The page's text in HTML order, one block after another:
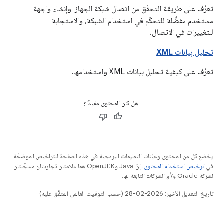
تعرَّف على طريقة التحقّق من اتصال شبكة الجهاز، وإنشاء واجهة
مستخدم مفضَّلة للتحكّم في استخدام الشبكة، والاستجابة
للتغييرات في الاتصال.
تحليل بيانات XML
تعرَّف على كيفية تحليل بيانات XML واستخدامها.
هل كان المحتوى مفيدًا؟
يخضع كل من المحتوى وعيّنات التعليمات البرمجية في هذه الصفحة للتراخيص الموضحّة
فيترخيص استخدام المحتوى
. إنّ Java وOpenJDK هما علامتان تجاريتان مسجَّلتان
لشركة Oracle و/أو الشركات التابعة لها.
تاريخ التعديل الأخير: 2026-02-28 (حسب التوقيت العالمي المتفَّق عليه)